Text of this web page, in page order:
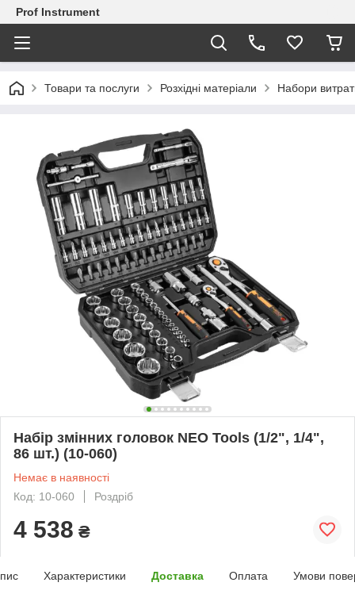
Prof Instrument
Товари та послуги Розхідні матеріали Набори
Набір змінних головок NEO Tools (1/2", 1/4",
86 шт.) (10-060)
Немає в наявності
Код: 10-060
Роздріб
4 538 ₴
Характеристики Доставка Оплата Умови